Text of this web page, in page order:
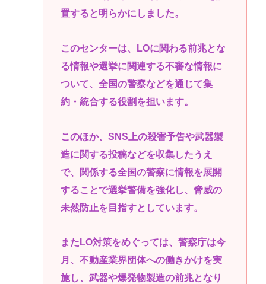
置すると明らかにしました。
このセンターは、LOに関わる前兆とな
る情報や選挙に関連する不審な情報に
ついて、全国の警察などを通じて集
約・統合する役割を担います。
このほか、SNS上の殺害予告や武器製
造に関する投稿などを収集したうえ
で、関係する全国の警察に情報を展開
することで選挙警備を強化し、脅威の
未然防止を目指すとしています。
またLO対策をめぐっては、警察庁は今
月、不動産業界団体への働きかけを実
施し、武器や爆発物製造の前兆となり